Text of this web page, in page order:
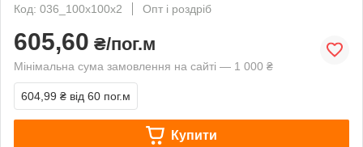
Код: 036_100x100x2
Опт і роздріб
605,60 ₴/пог.м
Мінімальна сума замовлення на сайті — 1 000 ₴
604,99 ₴ від 60 пог.м
Купити